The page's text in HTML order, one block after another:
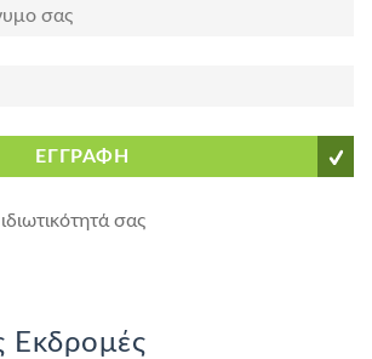
ΕΓΓΡΑΦΗ
σας
Εκδρομές